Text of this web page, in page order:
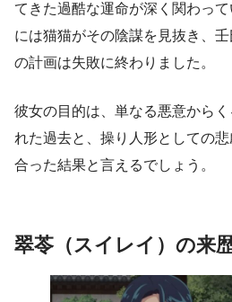
てきた過酷な運命が深く関わっ
には猫猫がその陰謀を見抜き、
の計画は失敗に終わりました。
彼女の目的は、単なる悪意から
れた過去と、操り人形としての
合った結果と言えるでしょう。
翠苓（スイレイ）の来